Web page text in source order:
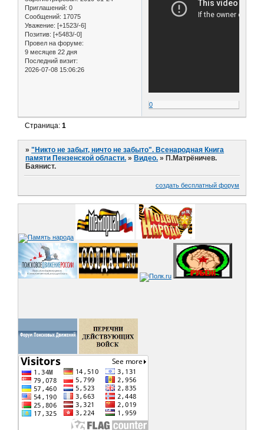
Приглашений: 0
Сообщений: 17075
Уважение: [+1523/-6]
Позитив: [+5483/-0]
Провел на форуме:
9 месяцев 22 дня
Последний визит:
2026-07-08 15:06:26
0
Страница:1
»"Никто не забыт, ничто не забыто". Всенародная Книга
памяти Пензенской области. » Видео. » П.Матрёничев.
Баянист.
создать бесплатный форум